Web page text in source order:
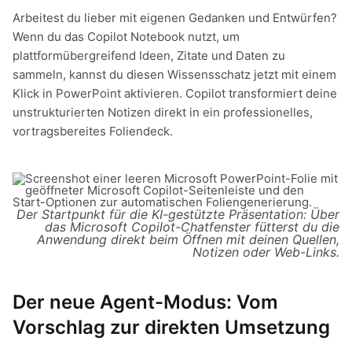
Arbeitest du lieber mit eigenen Gedanken und Entwürfen?
Wenn du das Copilot Notebook nutzt, um
plattformübergreifend Ideen, Zitate und Daten zu
sammeln, kannst du diesen Wissensschatz jetzt mit einem
Klick in PowerPoint aktivieren. Copilot transformiert deine
unstrukturierten Notizen direkt in ein professionelles,
vortragsbereites Foliendeck.
Der Startpunkt für die KI-gestützte Präsentation: Über
das Microsoft Copilot-Chatfenster fütterst du die
Anwendung direkt beim Öffnen mit deinen Quellen,
Notizen oder Web-Links.
Der neue Agent-Modus: Vom
Vorschlag zur direkten Umsetzung